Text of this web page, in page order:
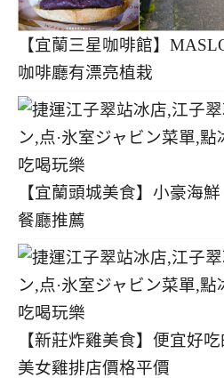
【宜蘭三星咖啡館】
咖啡廳有漂亮植栽
【宜蘭頭城美食】小豪海
餐廳推薦
【新莊炸雞美食】便宜好
美女雞排店價格平價